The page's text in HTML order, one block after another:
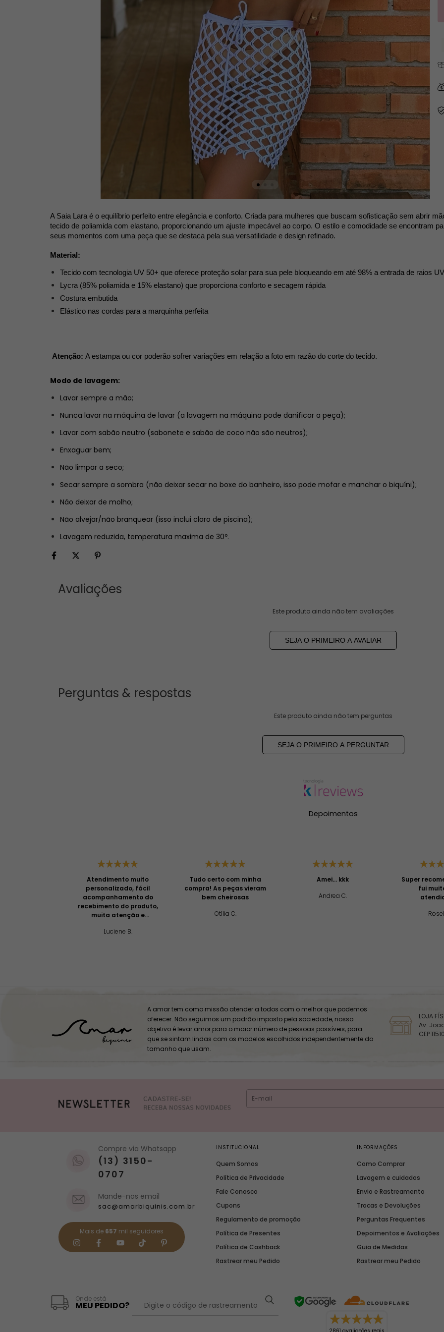
A Saia Lara é o equilíbrio perfeito entre elegância e conforto. Criada para mulheres que buscam sofisticação sem abrir
tecido de poliamida com elastano, proporcionando um ajuste impecável ao corpo. O estilo e comodidade se encontram
seus momentos com uma peça que se destaca pela sua versatilidade e design refinado.
Material:
Tecido com tecnologia UV 50+ que oferece proteção solar para sua pele bloqueando em até 98% a entrada de raios
Lycra (85% poliamida e 15% elastano) que proporciona conforto e secagem rápida
Costura embutida
Elástico nas cordas para a marquinha perfeita
Atenção: A estampa ou cor poderão sofrer variações em relação a foto em razão do corte do tecido.
Modo de lavagem:
Lavar sempre a mão;
Nunca lavar na máquina de lavar (a lavagem na máquina pode danificar a peça);
Lavar com sabão neutro (sabonete e sabão de coco não são neutros);
Enxaguar bem;
Não limpar a seco;
Secar sempre a sombra (não deixar secar no boxe do banheiro, isso pode mofar e manchar o biquíni);
Não deixar de molho;
Não alvejar/não branquear (isso inclui cloro de piscina);
Lavagem reduzida, temperatura maxima de 30º.
Avaliações
Este produto ainda não tem avaliações
SEJA O PRIMEIRO A AVALIAR
Perguntas & respostas
Este produto ainda não tem perguntas
SEJA O PRIMEIRO A PERGUNTAR
Depoimentos
Atendimento muito
personalizado, fácil
acompanhamento do
recebimento do produto,
muita atenção e
Luciene B.
Tudo certo com minha
compra! As peças vieram
bem cheirosas
Otília C.
Amei... kkk
Andrea C.
Super
fui
A amar tem como missão atender a todos com o melhor que podemos
oferecer. Não seguimos um padrão imposto pela sociedade, nosso
objetivo é levar amor para o maior número de pessoas possíveis, para
que se sintam lindas com os modelos escolhidos independentemente do
tamanho que usam.
LOJA
Av.
CEP
Compre via Whatsapp
(13) 3150-
0707
Mande-nos email
sac@amarbiquinis.com.br
Mais de 657 mil seguidores
INSTITUCIONAL
Quem Somos
Política de Privacidade
Fale Conosco
Cupons
Regulamento de promoção
Política de Presentes
Política de Cashback
Rastrear meu Pedido
INFORMAÇÕES
Como Comprar
Lavagem e cuidados
Envio e Rastreamento
Trocas e Devoluções
Perguntas Frequentes
Depoimentos e Avaliações
Guia de Medidas
Rastrear meu Pedido
Onde está
MEU PEDIDO?